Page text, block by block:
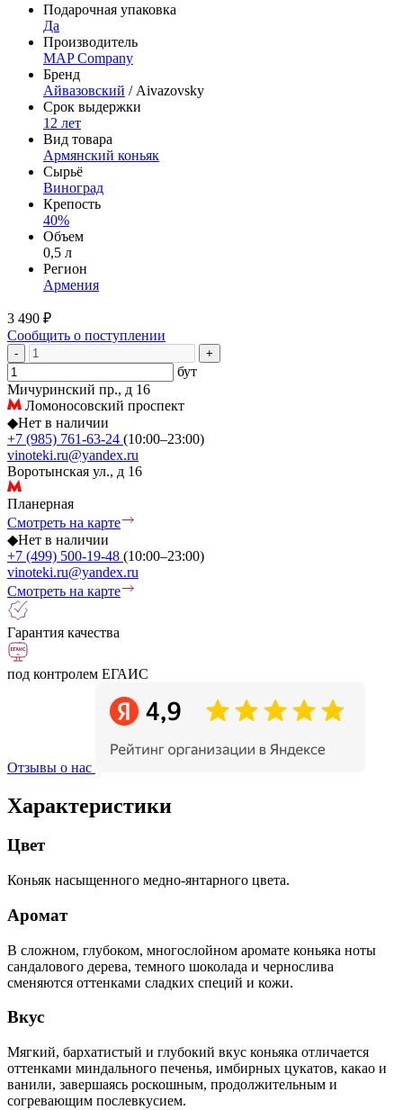
Подарочная упаковка
Да
Производитель
MAP Company
Бренд
Айвазовский / Aivazovsky
Срок выдержки
12 лет
Вид товара
Армянский коньяк
Сырьё
Виноград
Крепость
40%
Объем
0,5 л
Регион
Армения
3 490 ₽
Сообщить о поступлении
- +
бут
Мичуринский пр., д 16
Ломоносовский проспект
◆Нет в наличии
+7 (985) 761-63-24 (10:00–23:00)
vinoteki.ru@yandex.ru
Воротынская ул., д 16
Планерная
Смотреть на карте
◆Нет в наличии
+7 (499) 500-19-48 (10:00–23:00)
vinoteki.ru@yandex.ru
Смотреть на карте
Гарантия качества
под контролем ЕГАИС
Отзывы о нас
Характеристики
Цвет
Коньяк насыщенного медно-янтарного цвета.
Аромат
В сложном, глубоком, многослойном аромате коньяка ноты
сандалового дерева, темного шоколада и чернослива
сменяются оттенками сладких специй и кожи.
Вкус
Мягкий, бархатистый и глубокий вкус коньяка отличается
оттенками миндального печенья, имбирных цукатов, какао и
ванили, завершаясь роскошным, продолжительным и
согревающим послевкусием.